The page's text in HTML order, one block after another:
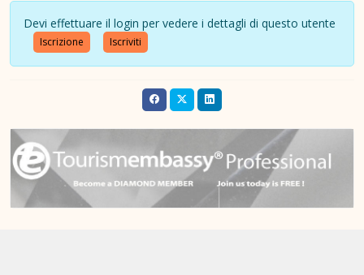
Devi effettuare il login per vedere i dettagli di questo utente
Iscrizione Iscriviti